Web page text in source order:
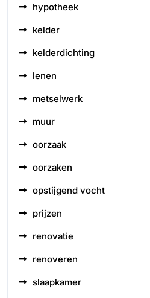
hypotheek
kelder
kelderdichting
lenen
metselwerk
muur
oorzaak
oorzaken
opstijgend vocht
prijzen
renovatie
renoveren
slaapkamer